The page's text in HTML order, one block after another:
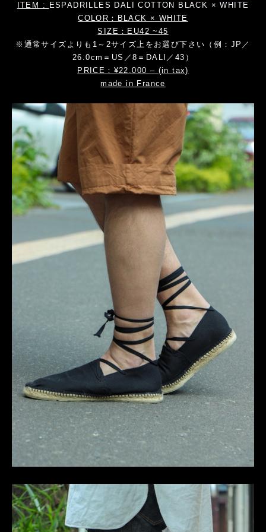
ITEM : ESPADRILLES DALICOTTON BLACK × WHITE
COLOR：BLACK × WHITE
SIZE：EU42 ~45
※通常サイズよりも1～2サイズ上をお選び下さい（例：JP／
26.0cm＝US／8＝DALI／43）
PRICE：¥22,000 – (in tax)
made in France